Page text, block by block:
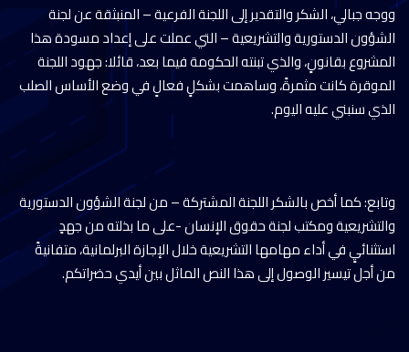
ووجه جبالي، الشكر والتقدير إلى اللجنة الفرعية – المنبثقة عن لجنة
الشؤون الدستورية والتشريعية – التي عملت على إعداد مسودة هذا
المشروع بقانونٍ، والذي تبنته الحكومة فيما بعد، قائلا: جهود اللجنة
الموقرة كانت مثمرةً، وساهمت بشكلٍ فعالٍ في وضع الأساس الصلب
الذي سنبني عليه اليوم.
وتابع: كما أخص بالشكر اللجنة المشتركة – من لجنة الشؤون الدستورية
والتشريعية ومكتب لجنة حقوق الإنسان -على ما بذلته من جهدٍ
استثنائيٍ في أداء مهامها التشريعية خلال الإجازة البرلمانية، متفانيةً
من أجل تيسير الوصول إلى هذا النص الماثل بين أيدي حضراتكم.